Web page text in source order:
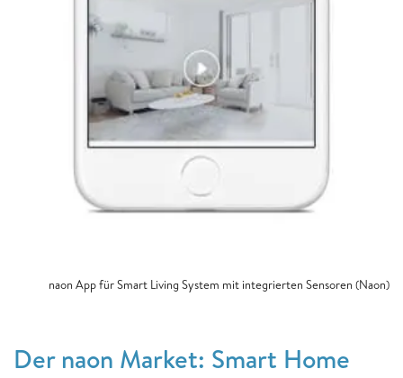
naon App für Smart Living System mit integrierten Sensoren (Naon)
Der naon Market: Smart Home